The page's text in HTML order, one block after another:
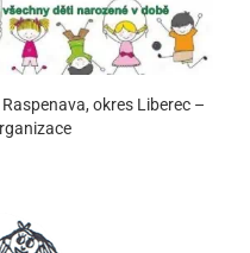
okres Liberec –